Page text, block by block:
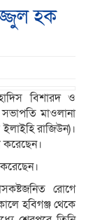
হক
বিশারদ ও
মাওলানা
ইলাইহি রাজিউন)।
রোগে
হবিগঞ্জ থেকে